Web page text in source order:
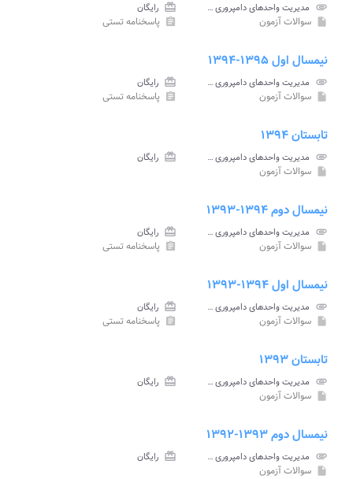
attachment مدیریت واحدهای دامپروری پیام نور card_giftcard رایگان
insert_drive_file سوالات آزمون assignment پاسخنامه تستی
نیمسال اول ۱۳۹۵-۱۳۹۴
attachment مدیریت واحدهای دامپروری پیام نور card_giftcard رایگان
insert_drive_file سوالات آزمون assignment پاسخنامه تستی
تابستان ۱۳۹۴
attachment مدیریت واحدهای دامپروری پیام نور card_giftcard رایگان
insert_drive_file سوالات آزمون
نیمسال دوم ۱۳۹۴-۱۳۹۳
attachment مدیریت واحدهای دامپروری پیام نور card_giftcard رایگان
insert_drive_file سوالات آزمون assignment پاسخنامه تستی
نیمسال اول ۱۳۹۴-۱۳۹۳
attachment مدیریت واحدهای دامپروری پیام نور card_giftcard رایگان
insert_drive_file سوالات آزمون assignment پاسخنامه تستی
تابستان ۱۳۹۳
attachment مدیریت واحدهای دامپروری پیام نور card_giftcard رایگان
insert_drive_file سوالات آزمون
نیمسال دوم ۱۳۹۳-۱۳۹۲
attachment مدیریت واحدهای دامپروری پیام نور card_giftcard رایگان
insert_drive_file سوالات آزمون